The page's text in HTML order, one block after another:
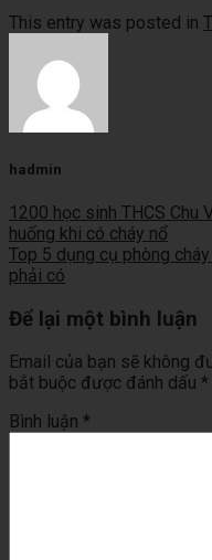
This entry was posted in
hadmin
1200 học sinh THCS Chu
huống khi có cháy nổ
Top 5 dụng cụ phòng
phải có
Để lại một bình luận
Email của bạn sẽ không
bắt buộc được đánh dấu *
Bình luận *